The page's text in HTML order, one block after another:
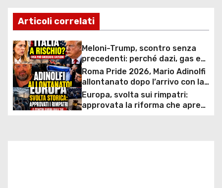
v
i
g
a
z
Articoli correlati
Meloni-Trump, scontro senza
precedenti: perché dazi, gas e
rapporti diplomatici possono
costare caro all’Italia
Roma Pride 2026, Mario Adinolfi
allontanato dopo l’arrivo con la
bandiera di Israele: scontro
politico e polemiche sui diritti
Europa, svolta sui rimpatri:
approvata la riforma che apre